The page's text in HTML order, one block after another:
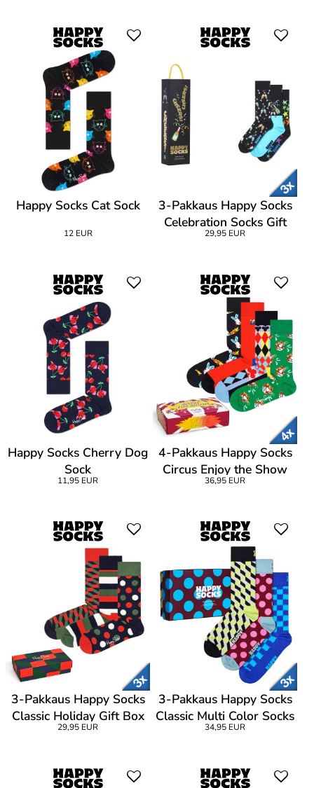
Happy Socks Cat Sock
12 EUR
3-Pakkaus Happy Socks
Celebration Socks Gift
Box
29,95 EUR
Happy Socks Cherry Dog
Sock
11,95 EUR
4-Pakkaus Happy Socks
Circus Enjoy the Show
Gift Box
36,95 EUR
3-Pakkaus Happy Socks
Classic Holiday Gift Box
29,95 EUR
3-Pakkaus Happy Socks
Classic Multi Color Socks
Gift Box
34,95 EUR